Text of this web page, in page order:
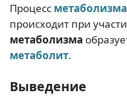
Процесс метаболизма
происходит при
метаболизма
метаболит.
Выведение